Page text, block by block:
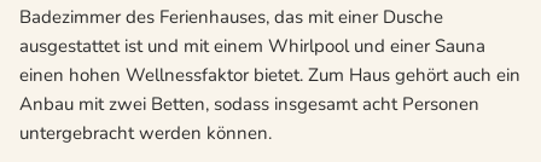
Badezimmer des Ferienhauses, das mit einer Dusche
ausgestattet ist und mit einem Whirlpool und einer Sauna
einen hohen Wellnessfaktor bietet. Zum Haus gehört auch ein
Anbau mit zwei Betten, sodass insgesamt acht Personen
untergebracht werden können.